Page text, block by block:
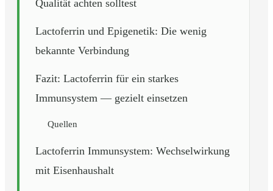
Qualität achten solltest
Lactoferrin und Epigenetik: Die wenig
bekannte Verbindung
Fazit: Lactoferrin für ein starkes
Immunsystem — gezielt einsetzen
Quellen
Lactoferrin Immunsystem: Wechselwirkung
mit Eisenhaushalt